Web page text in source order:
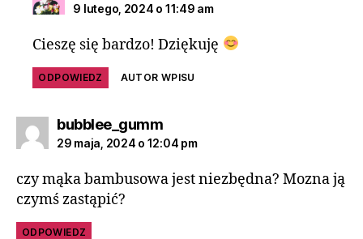
9 lutego, 2024 o 11:49 am
Cieszę się bardzo! Dziękuję
ODPOWIEDZ AUTOR WPISU
bubblee_gumm
29 maja, 2024 o 12:04 pm
czy mąka bambusowa jest niezbędna? Mozna ją
czymś zastąpić?
ODPOWIEDZ